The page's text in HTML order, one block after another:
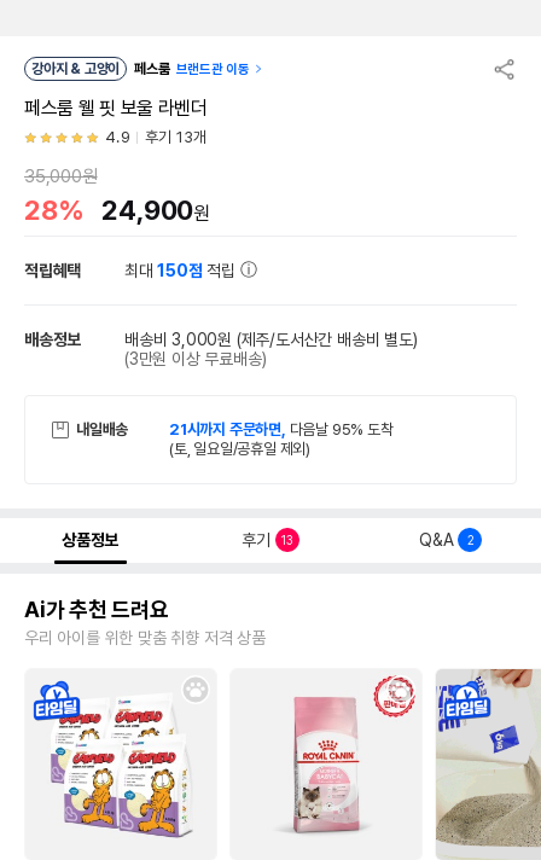
강아지 & 고양이 페스룸 브랜드관 이동
페스룸 웰 핏 보울 라벤더
4.9 후기 13개
35,000원
28% 24,900원
적립혜택 최대150점 적립
배송정보 배송비 3,000원 (제주/도서산간 배송비 별도)
(3만원 이상 무료배송)
내일배송 21시까지 주문하면, 다음날 95% 도착
(토, 일요일/공휴일 제외)
상품정보 후기 13 Q&A 2
Ai가 추천 드려요
우리 아이를 위한 맞춤 취향 저격 상품